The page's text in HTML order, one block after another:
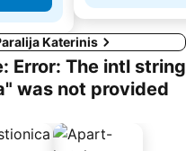
Katerinis
Error: The intl string
was not provided